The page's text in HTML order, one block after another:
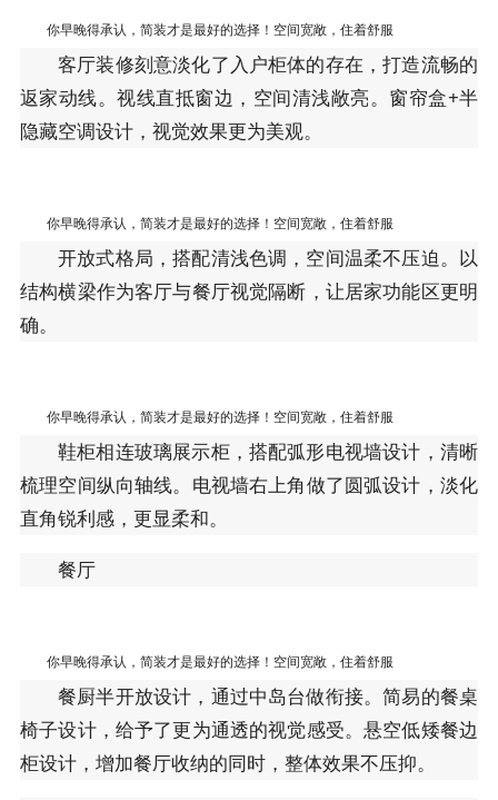
你早晚得承认，简装才是最好的选择！空间宽敞，住着舒服
客厅装修刻意淡化了入户柜体的存在，打造流畅的
返家动线。视线直抵窗边，空间清浅敞亮。窗帘盒+半
隐藏空调设计，视觉效果更为美观。
你早晚得承认，简装才是最好的选择！空间宽敞，住着舒服
开放式格局，搭配清浅色调，空间温柔不压迫。以
结构横梁作为客厅与餐厅视觉隔断，让居家功能区更明
确。
你早晚得承认，简装才是最好的选择！空间宽敞，住着舒服
鞋柜相连玻璃展示柜，搭配弧形电视墙设计，清晰
梳理空间纵向轴线。电视墙右上角做了圆弧设计，淡化
直角锐利感，更显柔和。
餐厅
你早晚得承认，简装才是最好的选择！空间宽敞，住着舒服
餐厨半开放设计，通过中岛台做衔接。简易的餐桌
椅子设计，给予了更为通透的视觉感受。悬空低矮餐边
柜设计，增加餐厅收纳的同时，整体效果不压抑。